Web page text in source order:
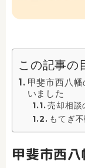
この記事の
甲斐市西八
いました
売却相談
もてぎ
甲斐市西